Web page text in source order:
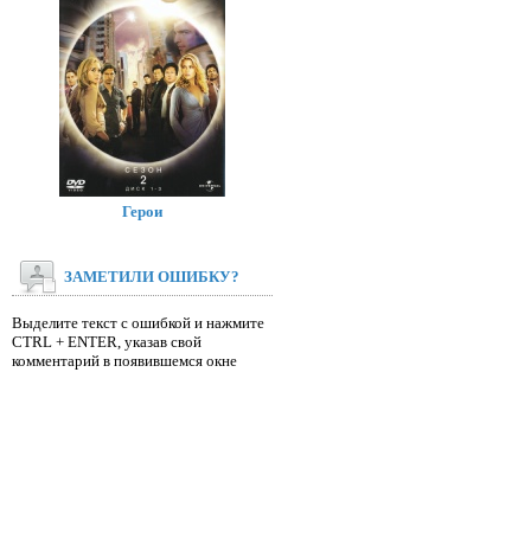
Герои
ЗАМЕТИЛИ ОШИБКУ?
Выделите текст с ошибкой и нажмите
CTRL + ENTER, указав свой
комментарий в появившемся окне